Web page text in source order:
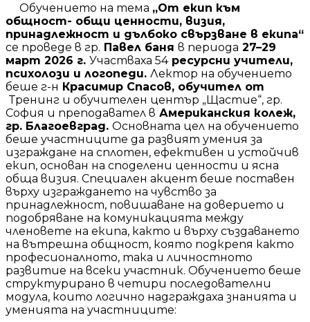
Обучението на тема „От екип към
общност- общи ценности, визия,
принадлежност и дълбоко свързване в екипа“
се проведе в гр. Павел баня в периода 27–29
март 2026 г. Участваха 54ресурсни учители,
психолози и логопеди. Лектор на обучението
беше г-н Красимир Спасов, обучител от
Тренинг и обучителен център „Щастие“, гр.
София и преподавател в Американския колеж,
гр. Благоевград. Основната цел на обучението
беше участниците да развият умения за
изграждане на сплотен, ефективен и устойчив
екип, основан на споделени ценности и ясна
обща визия. Специален акцент беше поставен
върху изграждането на чувство за
принадлежност, повишаване на доверието и
подобряване на комуникацията между
членовете на екипа, както и върху създаването
на вътрешна общност, която подкрепя както
професионалното, така и личностното
развитие на всеки участник. Обучението беше
структурирано в четири последователни
модула, които логично надграждаха знанията и
уменията на участниците: